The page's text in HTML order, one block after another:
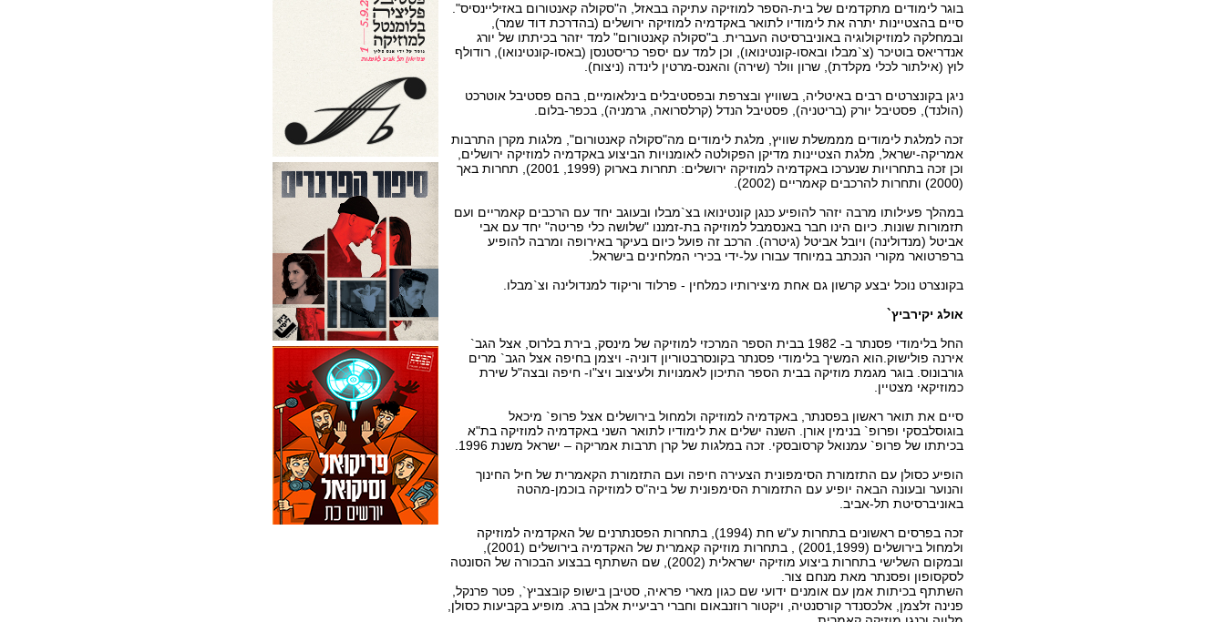
בוגר לימודים מתקדמים של בית-הספר למוזיקה עתיקה בבאזל, ה"סקולה קאנטורום באזיליינסיס".
סיים בהצטיינות יתרה את לימודיו לתואר באקדמיה למוזיקה ירושלים (בהדרכת דוד שמר),
ובמחלקה למוזיקולוגיה באוניברסיטה העברית. ב"סקולה קאנטורום" למד יזהר בכיתתו של יורג
אנדריאס בוטיכר (צ`מבלו ובאסו-קונטינואו), וכן למד עם יספר כריסטנסן (באסו-קונטינואו), רודולף
לוץ (אילתור לכלי מקלדת), שרון וולר (שירה) והאנס-מרטין לינדה (ניצוח).
ניגן בקונצרטים רבים באיטליה, בשוויץ ובצרפת ובפסטיבלים בינלאומיים, בהם פסטיבל אוטרכט
(הולנד), פסטיבל יורק (בריטניה), פסטיבל הנדל (קרלסרואה, גרמניה), בכפר-בלום.
זכה למלגת לימודים מממשלת שוויץ, מלגת לימודים מה"סקולה קאנטורום", מלגות מקרן התרבות
אמריקה-ישראל, מלגת הצטיינות מדיקן הפקולטה לאומנויות הביצוע באקדמיה למוזיקה ירושלים,
וכן זכה בתחרויות שנערכו באקדמיה למוזיקה ירושלים: תחרות בארוק (1999, 2001), תחרות באך
(2000) ותחרות להרכבים קאמריים (2002).
במהלך פעילותו מרבה יזהר להופיע כנגן קונטינואו בצ`מבלו ובעוגב יחד עם הרכבים קאמריים ועם
תזמורות שונות. כיום הינו חבר באנסמבל למוזיקה בת-זמננו "שלושה כלי פריטה" יחד עם אבי
אביטל (מנדולינה) ויובל אביטל (גיטרה). הרכב זה פועל כיום בעיקר באירופה ומרבה להופיע
ברפרטואר מקורי הנכתב במיוחד עבורו על-ידי בכירי המלחינים בישראל.
בקונצרט נוכל יבצע קרשון גם אחת מיצירותיו כמלחין - פרלוד וריקוד למנדולינה וצ`מבלו.
אולג יקירביץ`
החל בלימודי פסנתר ב- 1982 בבית הספר המרכזי למוזיקה של מינסק, בירת בלרוס, אצל הגב`
אירנה פולישוק.הוא המשיך בלימודי פסנתר בקונסרבטוריון דוניה- ויצמן בחיפה אצל הגב` מרים
גורבונוס. בוגר מגמת מוזיקה בבית הספר התיכון לאמנויות ולעיצוב ויצ"ו- חיפה ובצה"ל שירת
כמוזיקאי מצטיין.
סיים את תואר ראשון בפסנתר, באקדמיה למוזיקה ולמחול בירושלים אצל פרופ` מיכאל
בוגוסלבסקי ופרופ` בנימין אורן. השנה ישלים את לימודיו לתואר השני באקדמיה למוזיקה בת"א
בכיתתו של פרופ` עמנואל קרסובסקי. זכה במלגות של קרן תרבות אמריקה – ישראל משנת 1996.
הופיע כסולן עם התזמורת הסימפונית הצעירה חיפה ועם התזמורת הקאמרית של חיל החינוך
והנוער ובעונה הבאה יופיע עם התזמורת הסימפונית של ביה"ס למוזיקה בוכמן-מהטה
באוניברסיטת תל-אביב.
זכה בפרסים ראשונים בתחרות ע"ש חת (1994), בתחרות הפסנתרנים של האקדמיה למוזיקה
ולמחול בירושלים (2001,1999) , בתחרות מוזיקה קאמרית של האקדמיה בירושלים (2001),
ובמקום השלישי בתחרות ביצוע מוזיקה ישראלית (2002), שם השתתף בבצוע הבכורה של הסונטה
לסקסופון ופסנתר מאת מנחם צור.
השתתף בכיתות אמן עם אומנים ידועי שם כגון מארי פראיה, סטיבן בישופ קובצביץ`, פטר פרנקל,
פנינה זלצמן, אלכסנדר קורסנטיה, ויקטור רוזנבאום וחברי רביעיית אלבן ברג. מופיע בקביעות כסולן,